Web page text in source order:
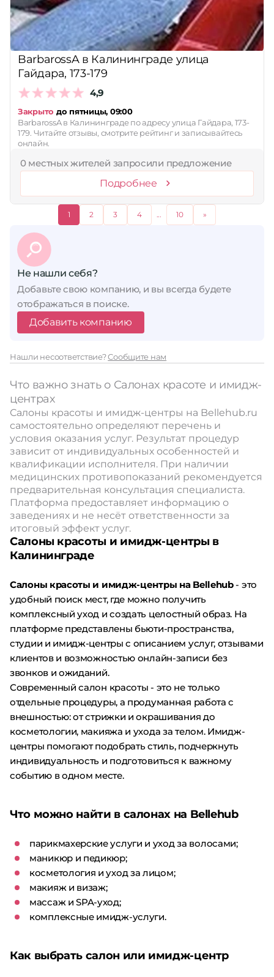
BarbarossA в Калининграде улица
Гайдара, 173-179
4,9
Закрыто до пятницы, 09:00
BarbarossA в Калининграде по адресу улица Гайдара, 173-
179. Читайте отзывы, смотрите рейтинг и записывайтесь
онлайн.
0 местных жителей запросили предложение
Подробнее
1 2 3 4 ... 10 »
Не нашли себя?
Добавьте свою компанию, и вы всегда будете
отображаться в поиске.
Добавить компанию
Нашли несоответствие?Сообщите нам
Что важно знать о Салонах красоте и имидж-
центрах
Салоны красоты и имидж-центры на Bellehub.ru
самостоятельно определяют перечень и
условия оказания услуг. Результат процедур
зависит от индивидуальных особенностей и
квалификации исполнителя. При наличии
медицинских противопоказаний рекомендуется
предварительная консультация специалиста.
Платформа предоставляет информацию о
заведениях и не несёт ответственности за
итоговый эффект услуг.
Салоны красоты и имидж-центры в
Калининграде
Салоны красоты и имидж-центры на Bellehub- это
удобный поиск мест, где можно получить
комплексный уход и создать целостный образ. На
платформе представлены бьюти-пространства,
студии и имидж-центры с описанием услуг, отзывами
клиентов и возможностью онлайн-записи без
звонков и ожиданий.
Современный салон красоты - это не только
отдельные процедуры, а продуманная работа с
внешностью: от стрижки и окрашивания до
косметологии, макияжа и ухода за телом. Имидж-
центры помогают подобрать стиль, подчеркнуть
индивидуальность и подготовиться к важному
событию в одном месте.
Что можно найти в салонах на Bellehub
парикмахерские услуги и уход за волосами;
маникюр и педикюр;
косметология и уход за лицом;
макияж и визаж;
массаж и SPA-уход;
комплексные имидж-услуги.
Как выбрать салон или имидж-центр